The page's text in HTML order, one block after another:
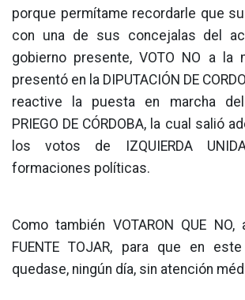
porque permítame recordarle que
con una de sus concejalas del
gobierno presente, VOTO NO a la
presentó en la DIPUTACIÓN DE
reactive la puesta en marcha del
PRIEGO DE CÓRDOBA, la cual salió
los votos de IZQUIERDA
formaciones políticas.
Como también VOTARON QUE
FUENTE TOJAR, para que en
quedase, ningún día, sin atención